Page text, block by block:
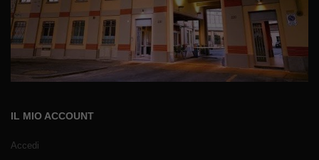
IL MIO ACCOUNT
Accedi